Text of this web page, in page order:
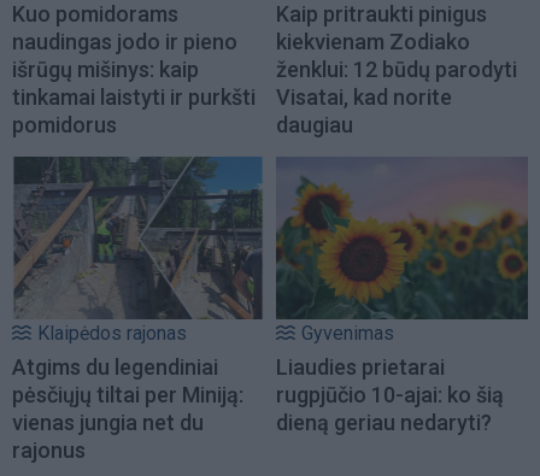
Kuo pomidorams
naudingas jodo ir pieno
išrūgų mišinys: kaip
tinkamai laistyti ir purkšti
pomidorus
Kaip pritraukti pinigus
kiekvienam Zodiako
ženklui: 12 būdų parodyti
Visatai, kad norite
daugiau
Klaipėdos rajonas
Atgims du legendiniai
pėsčiųjų tiltai per Miniją:
vienas jungia net du
rajonus
Gyvenimas
Liaudies prietarai
rugpjūčio 10-ajai: ko šią
dieną geriau nedaryti?